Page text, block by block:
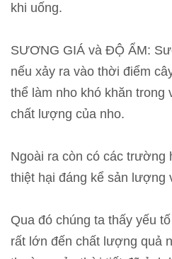
khi uống.
SƯƠNG GIÁ và ĐỘ ẨM:
nếu xảy ra vào thời điểm
thể làm nho khó khăn trong
chất lượng của nho.
Ngoài ra còn có các trường
thiệt hại đáng kể sản lượng
Qua đó chúng ta thấy yếu
rất lớn đến chất lượng quả